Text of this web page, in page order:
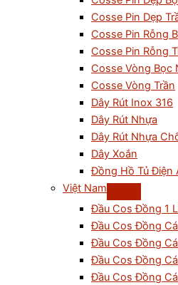
Cosse Pin Dẹp
Cosse Pin Rỗng
Cosse Pin Rỗng
Cosse Vòng Bọc
Cosse Vòng Trần
Dây Rút Inox 316
Dây Rút Nhựa
Dây Rút Nhựa
Dây Xoắn
Đồng Hồ Tủ Điện
Việt Nam
Đầu Cos Đồng 1
Đầu Cos Đồng
Đầu Cos Đồng
Đầu Cos Đồng
Đầu Cos Đồng